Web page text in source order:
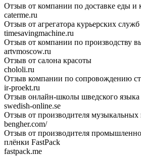
Отзыв от компании по доставке еды и
caterme.ru
Отзыв от агрегатора курьерских служб
timesavingmachine.ru
Отзыв от компании по производству
artvmoscow.ru
Отзыв от салона красоты
chololi.ru
Отзыв компании по сопровождению
ir-proekt.ru
Отзыв онлайн-школы шведского языка
swedish-online.se
Отзыв от производителя музыкальных
bengher.com/
Отзыв от производителя
плёнки FastPack
fastpack.me